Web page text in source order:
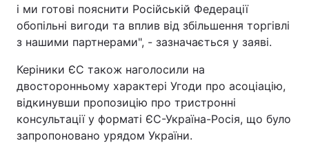
Тема оформлення
і ми готові пояснити Російській Федерації
обопільні вигоди та вплив від збільшення торгівлі
з нашими партнерами", - зазначається у заяві.
Керіники ЄС також наголосили на
двосторонньому характері Угоди про асоціацію,
відкинувши пропозицію про тристронні
консультації у форматі ЄС-Україна-Росія, що було
запропоновано урядом України.